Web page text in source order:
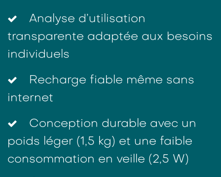
Analyse d’utilisation
transparente adaptée aux besoins
individuels
Recharge fiable même sans
internet
Conception durable avec un
poids léger (1,5 kg) et une faible
consommation en veille (2,5 W)